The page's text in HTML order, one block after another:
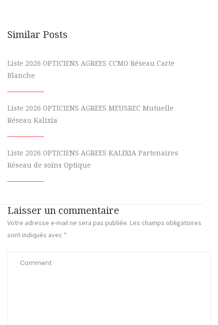
Similar Posts
Liste 2026 OPTICIENS AGREES CCMO Réseau Carte
Blanche
Liste 2026 OPTICIENS AGREES MEUSREC Mutuelle
Réseau Kalixia
Liste 2026 OPTICIENS AGREES KALIXIA Partenaires
Réseau de soins Optique
Laisser un commentaire
Votre adresse e-mail ne sera pas publiée. Les champs obligatoires
sont indiqués avec *